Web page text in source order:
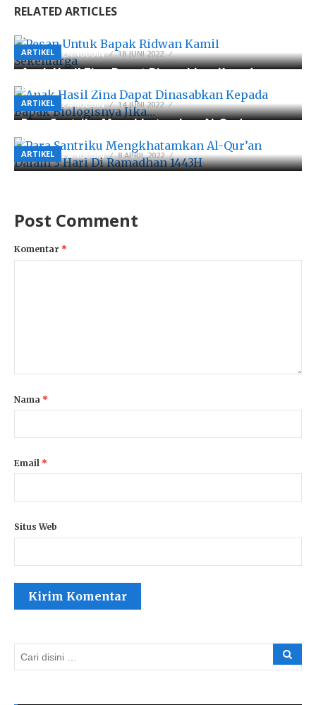
RELATED ARTICLES
ARTIKEL
Pesan Untuk Bapak Ridwan Kamil Sekeluarga
BYAHMADZAINUDDIN 18 JUNI 2022
ARTIKEL
Anak Hasil Zina Dapat Dinasabkan Kepada
Bapak Biologisnya Jika…
BYAHMADZAINUDDIN 14 JUNI 2022
ARTIKEL
Para Santriku Mengkhatamkan Al-Qur’an
Dalam 3 Hari Di Ramadhan 1443H
BYAHMADZAINUDDIN 8 APRIL 2022
Post Comment
Komentar *
Nama *
Email *
Situs Web